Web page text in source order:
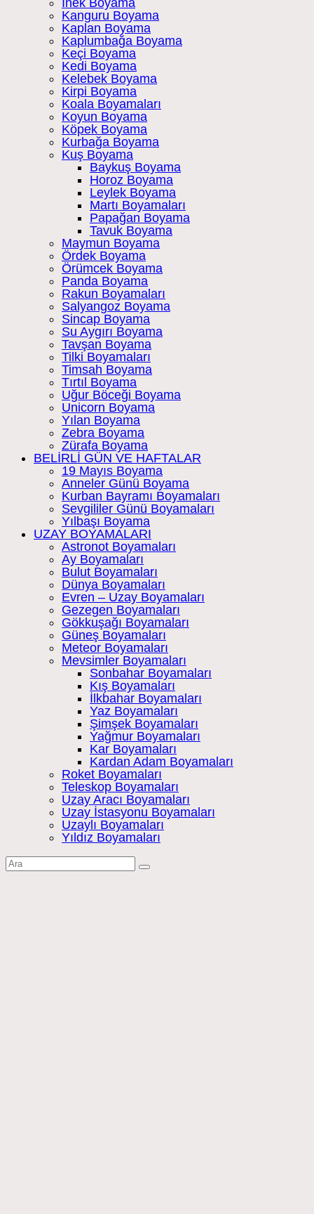
İnek Boyama
Kanguru Boyama
Kaplan Boyama
Kaplumbağa Boyama
Keçi Boyama
Kedi Boyama
Kelebek Boyama
Kirpi Boyama
Koala Boyamaları
Koyun Boyama
Köpek Boyama
Kurbağa Boyama
Kuş Boyama
Baykuş Boyama
Horoz Boyama
Leylek Boyama
Martı Boyamaları
Papağan Boyama
Tavuk Boyama
Maymun Boyama
Ördek Boyama
Örümcek Boyama
Panda Boyama
Rakun Boyamaları
Salyangoz Boyama
Sincap Boyama
Su Aygırı Boyama
Tavşan Boyama
Tilki Boyamaları
Timsah Boyama
Tırtıl Boyama
Uğur Böceği Boyama
Unicorn Boyama
Yılan Boyama
Zebra Boyama
Zürafa Boyama
BELİRLİ GÜN VE HAFTALAR
19 Mayıs Boyama
Anneler Günü Boyama
Kurban Bayramı Boyamaları
Sevgililer Günü Boyamaları
Yılbaşı Boyama
UZAY BOYAMALARI
Astronot Boyamaları
Ay Boyamaları
Bulut Boyamaları
Dünya Boyamaları
Evren – Uzay Boyamaları
Gezegen Boyamaları
Gökkuşağı Boyamaları
Güneş Boyamaları
Meteor Boyamaları
Mevsimler Boyamaları
Sonbahar Boyamaları
Kış Boyamaları
İlkbahar Boyamaları
Yaz Boyamaları
Şimşek Boyamaları
Yağmur Boyamaları
Kar Boyamaları
Kardan Adam Boyamaları
Roket Boyamaları
Teleskop Boyamaları
Uzay Aracı Boyamaları
Uzay İstasyonu Boyamaları
Uzaylı Boyamaları
Yıldız Boyamaları